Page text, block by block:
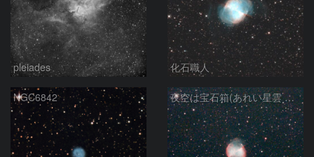
pleiades 化石職人
NGC6842 夜空は宝石箱(あれい星雲 M27) Seestar50